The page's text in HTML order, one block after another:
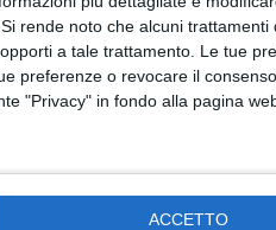
Si rende noto che alcuni trattamenti
a tale trattamento. Le tue
preferenze o revocare il
"Privacy" in fondo alla pagina
ACCETTO
Dalla Campania i
rifiuti finivano anche
nelle campagne di